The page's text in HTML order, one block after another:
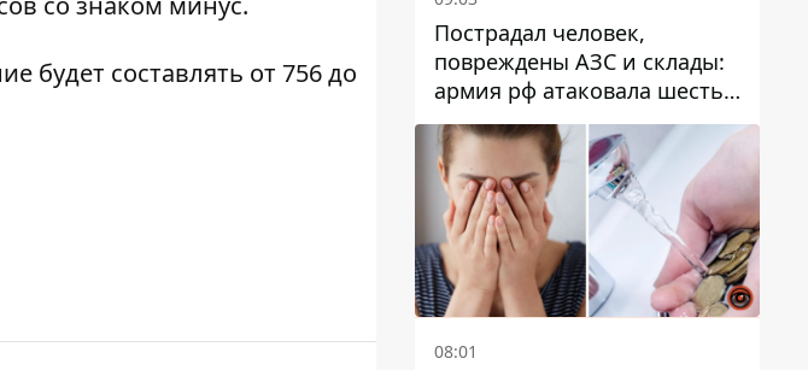
будет составлять от 756 до
Пострадал человек,
повреждены АЗС и склады:
армия рф атаковала шесть
районов Днепропетровской
области
08:01